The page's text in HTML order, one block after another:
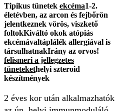
Tipikus tünetek ekcéma1-2.
életévben, az arcon és fejbőrön
jelentkeznek vörös, viszkető
foltokKiváltó okok atópiás
ekcémávaltáplálék allergiával is
társulhatnakIrány az orvos!
felismeri a jellegzetes
tünetekethelyi szteroid
készítmények
2 éves kor után alkalmazhatók